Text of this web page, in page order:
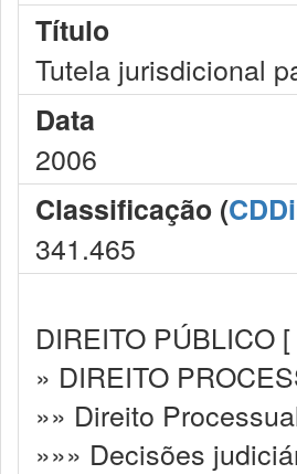
Título
Tutela jurisdicional
Data
2006
Classificação (
341.465
DIREITO PÚBLICO [
» DIREITO
»» Direito
»»» Decisões